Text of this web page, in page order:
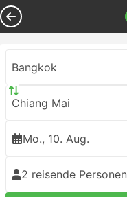
Bangkok
Chiang Mai
Mo., 10. Aug.
2 reisende Personen